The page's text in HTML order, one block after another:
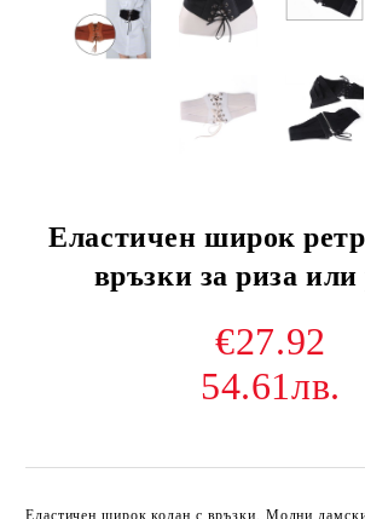
Еластичен широк
връзки за риза
€27.92
54.61лв.
Еластичен широк колан с връзки, Модни